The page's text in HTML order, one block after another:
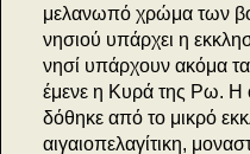
μελανωπό χρώμα των
νησιού υπάρχει η
νησί υπάρχουν ακόμα
έμενε η Κυρά της Ρω. Η
δόθηκε από το μικρό
αιγαιοπελαγίτικη,